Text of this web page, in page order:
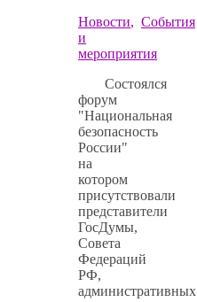
Новости, События
и
мероприятия
Состоялся
форум
"Национальная
безопасность
России"
на
котором
присутствовали
представители
ГосДумы,
Совета
Федераций
РФ,
административных